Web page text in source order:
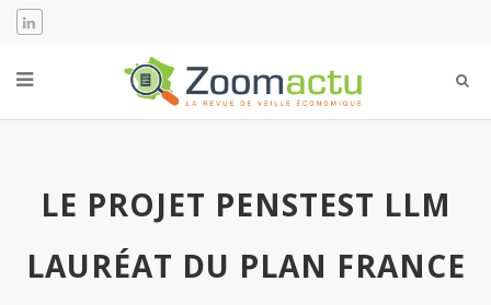
LE PROJET PENSTEST LLM
LAURÉAT DU PLAN FRANCE